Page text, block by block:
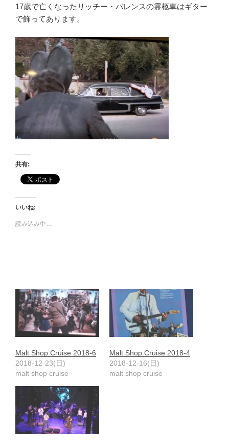
17歳で亡くなったリッチー・バレンスの霊柩車はギター
で飾ってあります。
共有:
いいね:
読み込み中…
Malt Shop Cruise 2018-6
2018-12-23(日)
malt shop cruise
Malt Shop Cruise 2018-4
2018-12-16(日)
malt shop cruise